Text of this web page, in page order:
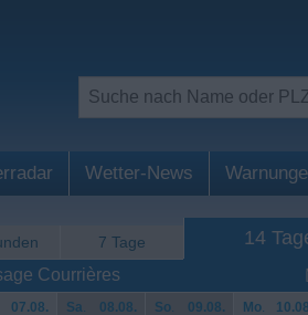
Wetter-News
7 Tage 14
Courrières
07.08. Sa. 08.08. So. 09.08. Mo.